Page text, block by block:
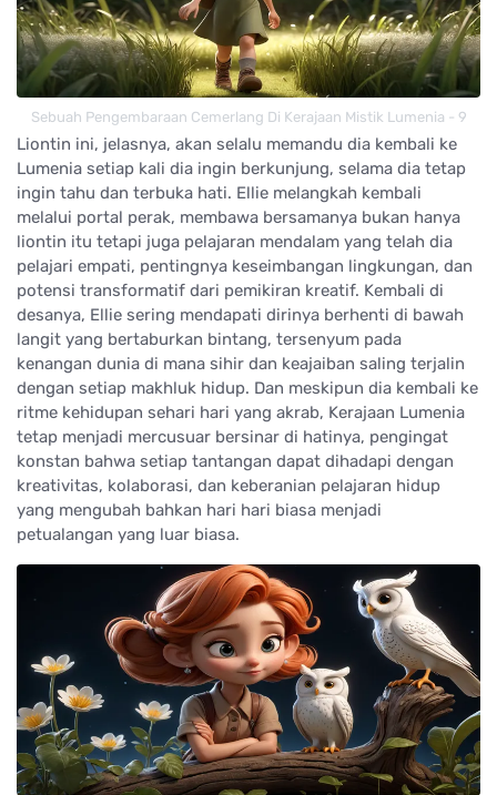
Sebuah Pengembaraan Cemerlang Di Kerajaan Mistik Lumenia - 9
Liontin ini, jelasnya, akan selalu memandu dia kembali ke
Lumenia setiap kali dia ingin berkunjung, selama dia tetap
ingin tahu dan terbuka hati. Ellie melangkah kembali
melalui portal perak, membawa bersamanya bukan hanya
liontin itu tetapi juga pelajaran mendalam yang telah dia
pelajari empati, pentingnya keseimbangan lingkungan, dan
potensi transformatif dari pemikiran kreatif. Kembali di
desanya, Ellie sering mendapati dirinya berhenti di bawah
langit yang bertaburkan bintang, tersenyum pada
kenangan dunia di mana sihir dan keajaiban saling terjalin
dengan setiap makhluk hidup. Dan meskipun dia kembali ke
ritme kehidupan sehari hari yang akrab, Kerajaan Lumenia
tetap menjadi mercusuar bersinar di hatinya, pengingat
konstan bahwa setiap tantangan dapat dihadapi dengan
kreativitas, kolaborasi, dan keberanian pelajaran hidup
yang mengubah bahkan hari hari biasa menjadi
petualangan yang luar biasa.